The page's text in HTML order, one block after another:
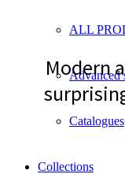
ALL
Advanced
Catalogues
Collections
Modern